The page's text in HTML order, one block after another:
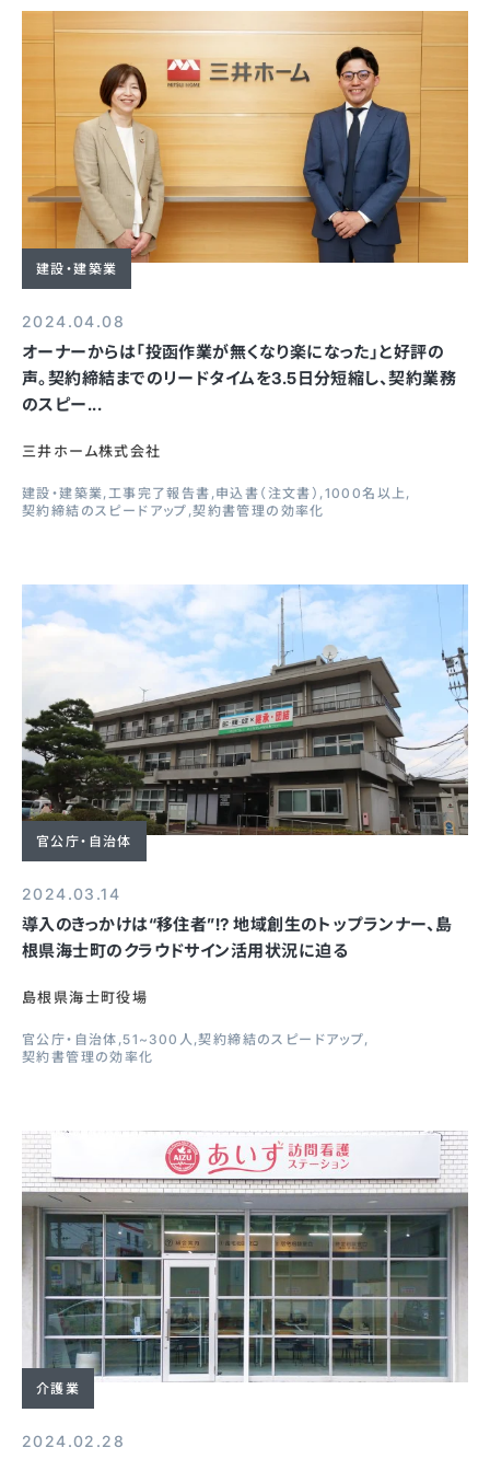
建設・建築業
2024.04.08
オーナーからは「投函作業が無くなり楽になった」と好評の
声。契約締結までのリードタイムを3.5日分短縮し、契約業務
のスピー...
三井ホーム株式会社
建設・建築業 工事完了報告書 申込書（注文書） 1000名以上
契約締結のスピードアップ 契約書管理の効率化
官公庁・自治体
2024.03.14
導入のきっかけは“移住者”!? 地域創生のトップランナー、島
根県海士町のクラウドサイン活用状況に迫る
島根県海士町役場
官公庁・自治体 51~300人 契約締結のスピードアップ
契約書管理の効率化
介護業
2024.02.28